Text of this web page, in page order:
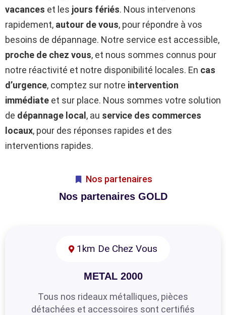
vacances et les jours fériés. Nous intervenons
rapidement, autour de vous, pour répondre à vos
besoins de dépannage. Notre service est accessible,
proche de chez vous, et nous sommes connus pour
notre réactivité et notre disponibilité locales. En cas
d’urgence, comptez sur notre intervention
immédiate et sur place. Nous sommes votre solution
de dépannage local , au service des commerces
locaux, pour des réponses rapides et des
interventions rapides.
Nos partenaires
Nos partenaires GOLD
1km De Chez Vous
METAL 2000
Tous nos rideaux métalliques, pièces
détachées et accessoires sont certifiés